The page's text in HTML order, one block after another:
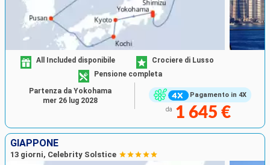
Pagamento in 4X
All Included disponibile
Crociere di Lusso
Pensione completa
da 1 645 €
Partenza da Yokohama
mer 26 lug 2028
GIAPPONE
13 giorni, Celebrity Solstice